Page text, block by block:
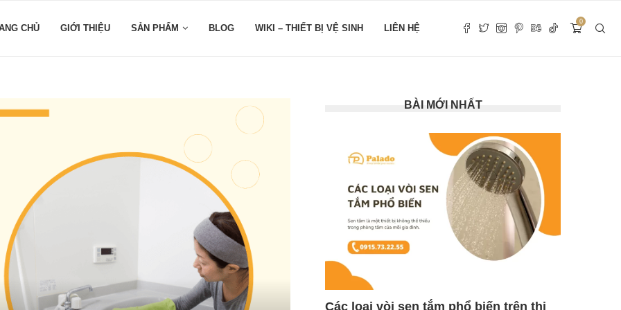
CHỦ GIỚI THIỆU SẢN PHẨM BLOG WIKI – THIẾT BỊ VỆ SINH LIÊN HỆ
0
BÀI MỚI NHẤT
Các loại vòi sen tắm phổ biến trên thị